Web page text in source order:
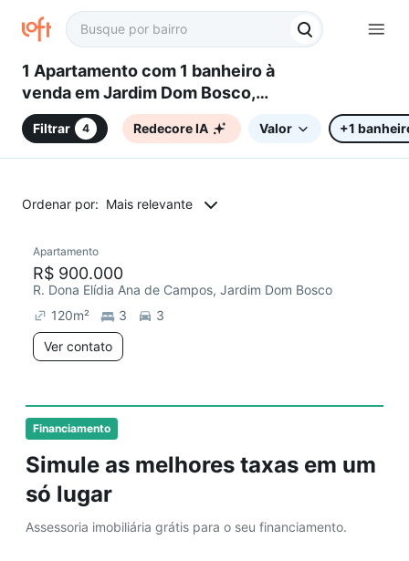
1 Apartamento com 1 banheiro à
venda em Jardim Dom Bosco,
Campinas, SP
Filtrar 4 Redecore IA Valor +1
Ordenar por: Mais relevante
Financiamento
Simule as melhores taxas em um
só lugar
Assessoria imobiliária grátis para o seu financiamento.
Redecorar
Apartamento
R$ 900.000
R. Dona Elídia Ana de Campos, Jardim Dom Bosco
120m² 3
3
Ver contato